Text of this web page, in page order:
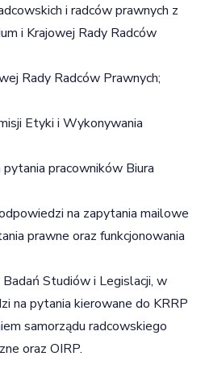
i radców prawnych z
i Krajowej Rady Radców
Rady Radców Prawnych;
Etyki i Wykonywania
pracowników Biura
na zapytania mailowe
prawne oraz funkcjonowania
Studiów i Legislacji, w
na pytania kierowane do KRRP
samorządu radcowskiego
oraz OIRP.